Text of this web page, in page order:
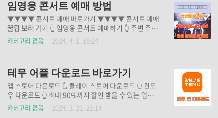
효율적으로 사용하시기 바랍니다. 아래 링크를 통해서
손쉽게 에어컨 청소 견적을 무료로 비교해 보세요. 숨
고 에어컨 청소 비용 비교 크몽 에어컨 청소 비용 비
교 에어컨 사전 점검하기
임영웅 콘서트 예매 방법
▼▼▼▼ 콘서트 예매 바로가기 ▼▼▼▼ 콘서트 예매
꿀팁 보러 가기 👆 임영웅 콘서트 예매하기 👆 주변 주차
장 할인받기 👆 우리들의 히어로 임영웅 콘서트를 기다
리신 분들 많으시죠? 그 분들이 기뻐하실 소식을 들고
고 합니다. 티켓팅 전쟁을 방불케하는 임영웅 콘서트 예
매는 정말 너무나 어려운 난이도 입니다. 부모님들께 효
자, 효녀가 될 수 있는 절호의 기회를 잡으시려면 콘서
트 예매 꿀팁을 미리 숙지하시고 준비하셔야 합니다. 위
의 링크를 통해서 유용한 정보 얻으셔서 꼭 티켓팅에 성
카테고리 없음 2024. 4. 1. 19:24
테무 어플 다운로드 바로가기
앱 스토어 다운로드 👆 플레이 스토어 다운로드 👆 윈도
우 다운로드 👆 최대 90%까지 할인 받을 수 있는 앱에
대해 알고 계시나요? 최고의 할인율을 자랑하는 테무
앱이 바로 그것입니다. 중국에서 계발된 이 앱은 출시된
카테고리 없음 2024. 3. 21. 22:14